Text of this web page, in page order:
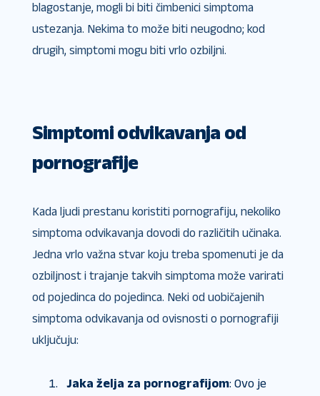
blagostanje, mogli bi biti čimbenici simptoma
ustezanja. Nekima to može biti neugodno; kod
drugih, simptomi mogu biti vrlo ozbiljni.
Simptomi odvikavanja od
pornografije
Kada ljudi prestanu koristiti pornografiju, nekoliko
simptoma odvikavanja dovodi do različitih učinaka.
Jedna vrlo važna stvar koju treba spomenuti je da
ozbiljnost i trajanje takvih simptoma može varirati
od pojedinca do pojedinca. Neki od uobičajenih
simptoma odvikavanja od ovisnosti o pornografiji
uključuju:
Jaka želja za pornografijom: Ovo je